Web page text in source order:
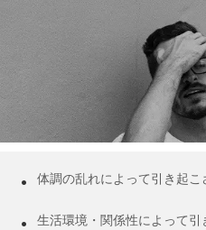
体調の乱れによって引き起こ
生活環境・関係性によって引